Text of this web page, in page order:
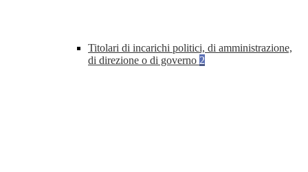
Titolari di incarichi politici, di amministrazione,
di direzione o di governo 2